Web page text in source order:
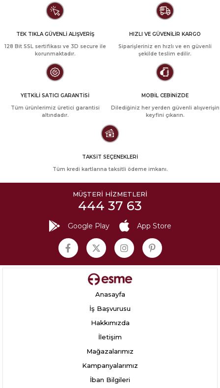
TEK TIKLA GÜVENLİ ALIŞVERİŞ
128 Bit SSL sertifikası ve 3D secure ile
korunmaktadır.
HIZLI VE GÜVENİLİR KARGO
Siparişleriniz en hızlı ve en güvenli
şekilde teslim edilir.
YETKİLİ SATICI GARANTİSİ
Tüm ürünlerimiz üretici garantisi
altındadır.
MOBİL CEBİNİZDE
Dilediğiniz her yerden güvenli alışverişin
keyfini çıkarın.
TAKSİT SEÇENEKLERİ
Tüm kredi kartlarına taksitli ödeme imkanı.
MÜŞTERİ HİZMETLERİ
444 37 63
Google Play App Store
Anasayfa
İş Başvurusu
Hakkımızda
İletişim
Mağazalarımız
Kampanyalarımız
İban Bilgileri